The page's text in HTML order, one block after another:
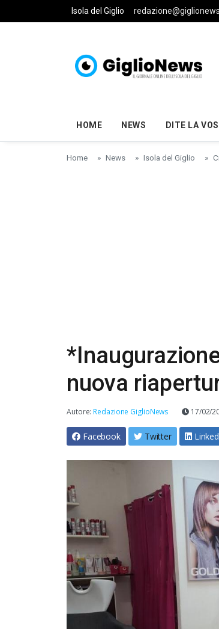
Skip to main content
Isola del Giglio
HOME NEWS DITE LA
Home News Isola del Giglio
nuova
Autore:Redazione GiglioNews 17/02/
Facebook Twitter